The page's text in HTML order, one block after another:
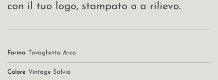
con il tuo logo, stampato o a rilievo.
Forma Tovaglietta Arco
Colore Vintage Salvia